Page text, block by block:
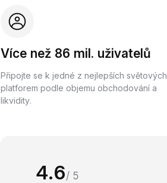
Více než 86 mil. uživatelů
Připojte se k jedné z nejlepších světových
platforem podle objemu obchodování a
likvidity.
4.6/ 5